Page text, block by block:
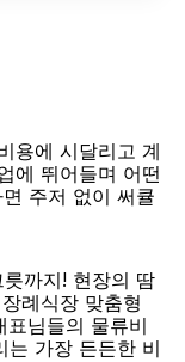
용에 시달리고 계
에 뛰어들며 어떤
주저 없이 써큘
까지! 현장의 땀
례식장 맞춤형
님들의 물류비
는 가장 든든한 비